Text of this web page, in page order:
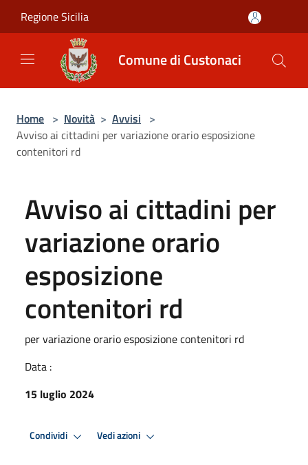
Regione Sicilia
Comune di Custonaci
Home > Novità > Avvisi >
Avviso ai cittadini per variazione orario esposizione
contenitori rd
Avviso ai cittadini per
variazione orario
esposizione
contenitori rd
per variazione orario esposizione contenitori rd
Data :
15 luglio 2024
Condividi Vedi azioni